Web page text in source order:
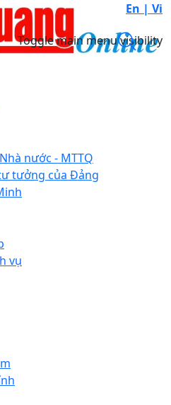
En | Vi
Toggle main menu visibility
nước - MTTQ
tưởng của Đảng
vụ